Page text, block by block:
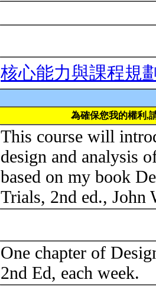
核心能力與課程規
為確保您我的權利,
This course will
design and analysis
based on my book
Trials, 2nd ed., John
One chapter of
2nd Ed, each week.